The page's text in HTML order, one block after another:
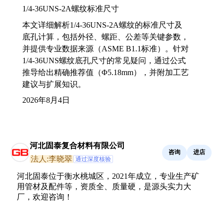
1/4-36UNS-2A螺纹标准尺寸
本文详细解析1/4-36UNS-2A螺纹的标准尺寸及
底孔计算，包括外径、螺距、公差等关键参数，
并提供专业数据来源（ASME B1.1标准）。针对
1/4-36UNS螺纹底孔尺寸的常见疑问，通过公式
推导给出精确推荐值（Φ5.18mm），并附加工艺
建议与扩展知识。
2026年8月4日
河北固泰复合材料有限公司
法人:李晓翠 通过深度核验
咨询 进店
河北固泰位于衡水桃城区，2021年成立，专业生产矿
用管材及配件等，资质全、质量硬，是源头实力大
厂，欢迎咨询！